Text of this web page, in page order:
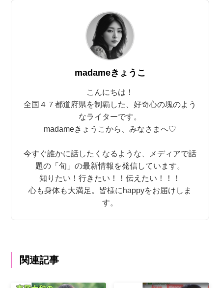
madameきょうこ
こんにちは！
全国４７都道府県を制覇した、好奇心の塊のよう
なライターです。
madameきょうこから、みなさまへ♡
今すぐ誰かに話したくなるような、メディアで話
題の「旬」の最新情報を発信しています。
知りたい！行きたい！！伝えたい！！！
心も身体も大満足。皆様にhappyをお届けしま
す。
関連記事